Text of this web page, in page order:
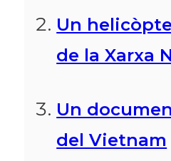
Un
de la Xarxa
Un
del Vietnam